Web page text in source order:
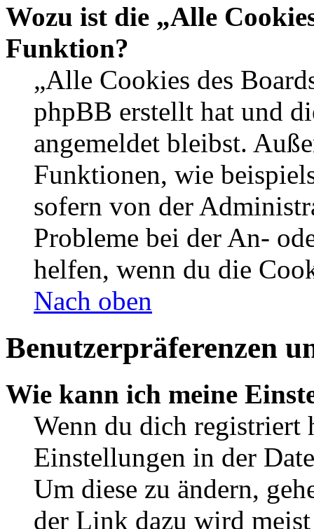
Wozu ist die „Alle
Funktion?
„Alle Cookies des
phpBB erstellt hat und
angemeldet bleibst.
Funktionen, wie
sofern von der
Probleme bei der An-
helfen, wenn du die
Nach oben
Benutzerpräferenzen
Wie kann ich meine
Wenn du dich registriert
Einstellungen in der
Um diese zu ändern,
der Link dazu wird